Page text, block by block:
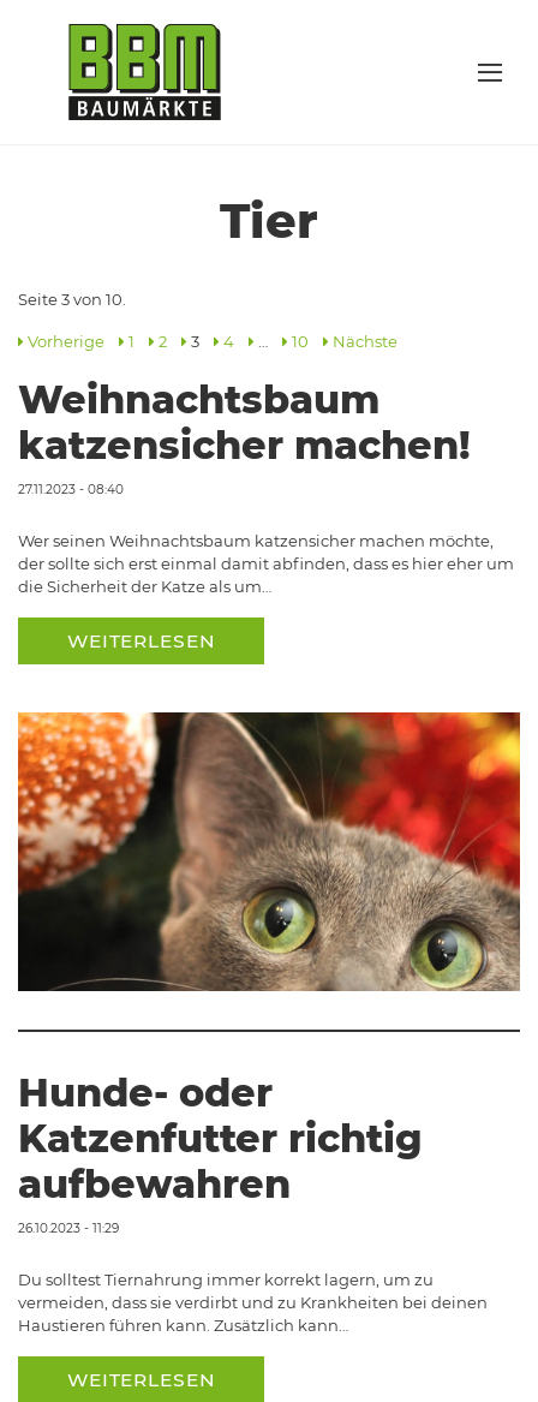
Tier
Seite 3 von 10.
Vorherige 1 2 3 4 10 Nächste
Weihnachtsbaum
katzensicher machen!
27.11.2023 - 08:40
Wer seinen Weihnachtsbaum katzensicher machen möchte,
der sollte sich erst einmal damit abfinden, dass es hier eher um
die Sicherheit der Katze als um…
WEITERLESEN
Hunde- oder
Katzenfutter richtig
aufbewahren
26.10.2023 - 11:29
Du solltest Tiernahrung immer korrekt lagern, um zu
vermeiden, dass sie verdirbt und zu Krankheiten bei deinen
Haustieren führen kann. Zusätzlich kann…
WEITERLESEN